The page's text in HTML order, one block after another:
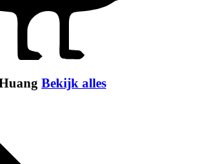
Bekijk alles